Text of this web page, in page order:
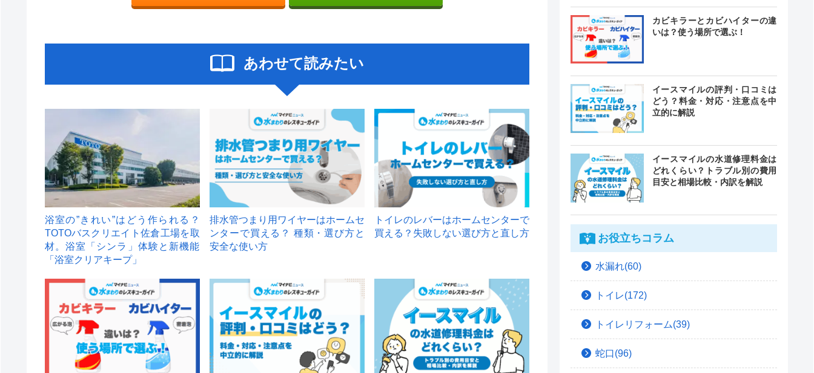
あわせて読みたい
浴室の”きれい”はどう作られる？
TOTOバスクリエイト佐倉工場を取
材。浴室「シンラ」体験と新機能
「浴室クリアキープ」
排水管つまり用ワイヤーはホームセ
ンターで買える？ 種類・選び方と
安全な使い方
トイレのレバーはホームセンターで
買える？失敗しない選び方と直し方
カビキラーとカビハイターの違
いは？使う場所で選ぶ！
イースマイルの評判・口コミは
どう？料金・対応・注意点を中
立的に解説
イースマイルの水道修理料金は
どれくらい？トラブル別の費用
目安と相場比較・内訳を解説
お役立ちコラム
水漏れ(60)
トイレ(172)
トイレリフォーム(39)
蛇口(96)